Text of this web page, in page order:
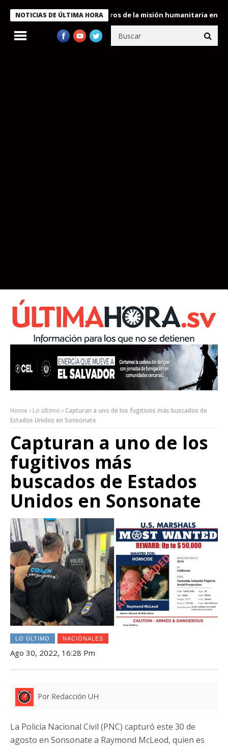
NOTICIAS DE ÚLTIMA HORA
condecora a miembros de la misión humanitaria enviada a
Home Lo último
Capturan a uno de los fugitivos más buscados de
Estados Unidos en Sonsonate
Capturan a uno de los
fugitivos más
buscados de Estados
Unidos en Sonsonate
LO ÚLTIMO NACIONALES
Ago 30, 2022, 16:28 Pm
Por Redacción UH
La Policía Nacional Civil (PNC) capturó este 30 de
agosto en Sonsonate a Raymond McLeod, quien es